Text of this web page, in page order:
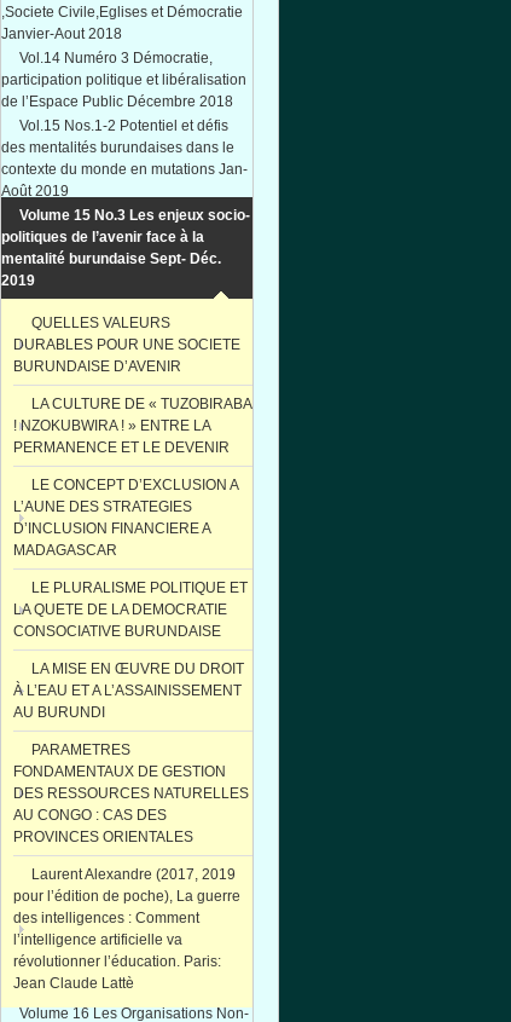
,Societe Civile,Eglises et Démocratie
Janvier-Aout 2018
Vol.14 Numéro 3 Démocratie,
participation politique et libéralisation
de l’Espace Public Décembre 2018
Vol.15 Nos.1-2 Potentiel et défis
des mentalités burundaises dans le
contexte du monde en mutations Jan-
Août 2019
Volume 15 No.3 Les enjeux socio-
politiques de l’avenir face à la
mentalité burundaise Sept- Déc.
2019
QUELLES VALEURS
DURABLES POUR UNE SOCIETE
BURUNDAISE D’AVENIR
LA CULTURE DE « TUZOBIRABA
! NZOKUBWIRA ! » ENTRE LA
PERMANENCE ET LE DEVENIR
LE CONCEPT D’EXCLUSION A
L’AUNE DES STRATEGIES
D’INCLUSION FINANCIERE A
MADAGASCAR
LE PLURALISME POLITIQUE ET
LA QUETE DE LA DEMOCRATIE
CONSOCIATIVE BURUNDAISE
LA MISE EN ŒUVRE DU DROIT
À L’EAU ET A L’ASSAINISSEMENT
AU BURUNDI
PARAMETRES
FONDAMENTAUX DE GESTION
DES RESSOURCES NATURELLES
AU CONGO : CAS DES
PROVINCES ORIENTALES
Laurent Alexandre (2017, 2019
pour l’édition de poche), La guerre
des intelligences : Comment
l’intelligence artificielle va
révolutionner l’éducation. Paris:
Jean Claude Lattè
Volume 16 Les Organisations Non-